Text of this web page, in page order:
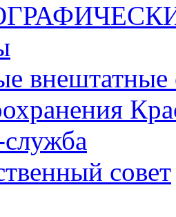
внештатные
совет